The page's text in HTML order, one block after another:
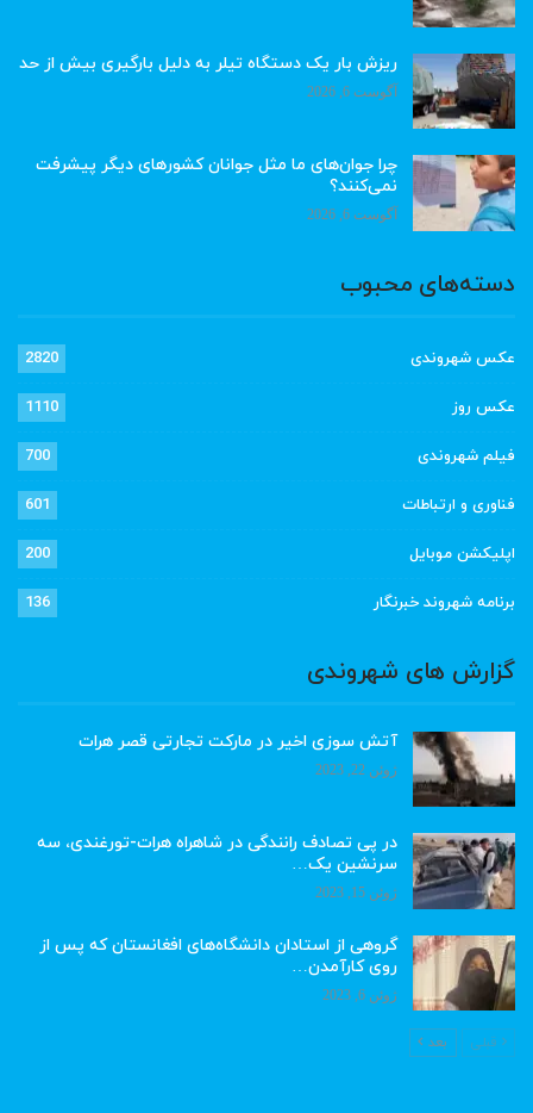
ریزش بار یک دستگاه تیلر به دلیل بارگیری بیش از حد
آگوست 6, 2026
چرا جوان‌های ما مثل جوانان کشورهای دیگر پیشرفت
نمی‌کنند؟
آگوست 6, 2026
دسته‌های محبوب
عکس شهروندی 2820
عکس روز 1110
فیلم شهروندی 700
فناوری و ارتباطات 601
اپلیکشن موبایل 200
برنامه شهروند خبرنگار 136
گزارش های شهروندی
آتش سوزی اخیر در مارکت تجارتی قصر هرات
ژوئن 22, 2023
در پی تصادف رانندگی در شاهراه هرات-تورغندی، سه
سرنشین یک…
ژوئن 15, 2023
گروهی از استادان دانشگاه‌های افغانستان که پس از
روی کارآمدن…
ژوئن 6, 2023
قبلی بعد